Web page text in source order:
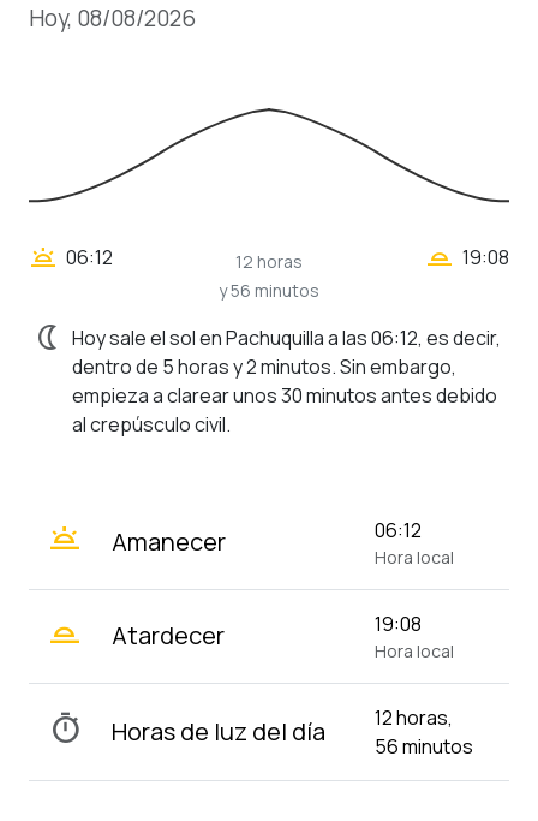
Hoy, 08/08/2026
wb_twilight 06:12
12 horas
y 56 minutos
wb_twilight_2 19:08
nightlight Hoy sale el sol en Pachuquilla a las 06:12, es decir,
dentro de 5 horas y 2 minutos. Sin embargo,
empieza a clarear unos 30 minutos antes debido
al crepúsculo civil.
wb_twilight Amanecer 06:12
Hora local
wb_twilight_2 Atardecer 19:08
Hora local
timer Horas de luz del día
12 horas,
56 minutos